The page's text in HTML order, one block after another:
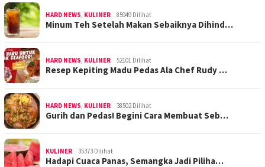
HARD NEWS KULINER 85949 Dilihat
Minum Teh Setelah Makan Sebaiknya Dihind…
HARD NEWS KULINER 52101 Dilihat
Resep Kepiting Madu Pedas Ala Chef Rudy …
HARD NEWS KULINER 38502 Dilihat
Gurih dan Pedas! Begini Cara Membuat Seb…
KULINER 35373 Dilihat
Hadapi Cuaca Panas, Semangka Jadi Piliha…